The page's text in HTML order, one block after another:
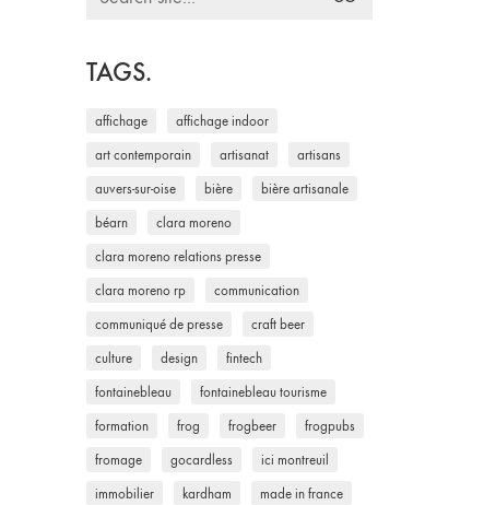
TAGS.
affichage affichage indoor
art contemporain artisanat artisans
auvers-sur-oise bière bière artisanale
béarn clara moreno
clara moreno relations presse
clara moreno rp communication
communiqué de presse craft beer
culture design fintech
fontainebleau fontainebleau tourisme
formation frog frogbeer frogpubs
fromage gocardless ici montreuil
immobilier kardham made in france